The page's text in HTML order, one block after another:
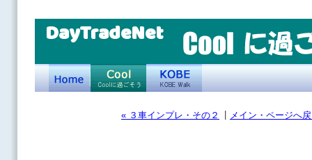
DayTradeNet
« ３車インプレ・その２ メイン・ページへ